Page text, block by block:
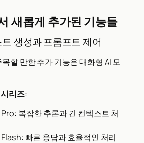
새롭게 추가된 기능들
생성과 프롬프트 제어
할 만한 추가 기능은 대화형 AI 모
리즈:
복잡한 추론과 긴 컨텍스트 처
빠른 응답과 효율적인 처리